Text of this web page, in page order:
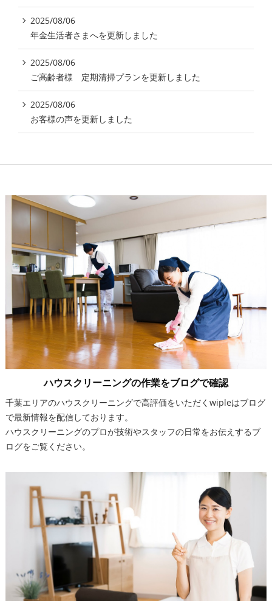
2025/08/06
年金生活者さまへを更新しました
2025/08/06
ご高齢者様 定期清掃プランを更新しました
2025/08/06
お客様の声を更新しました
ハウスクリーニングの作業をブログで確認
千葉エリアのハウスクリーニングで高評価をいただくwipleはブログ
で最新情報を配信しております。
ハウスクリーニングのプロが技術やスタッフの日常をお伝えするブ
ログをご覧ください。